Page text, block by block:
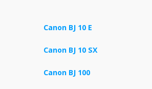
Canon BJ 10 E
Canon BJ 10 SX
Canon BJ 100